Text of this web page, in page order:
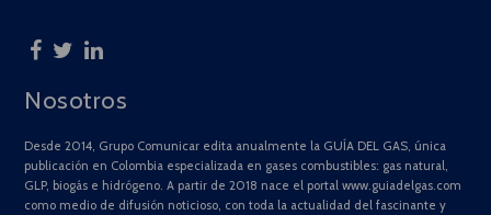
Nosotros
Desde 2014, Grupo Comunicar edita anualmente la GUÍA DEL GAS, única
publicación en Colombia especializada en gases combustibles: gas natural,
GLP, biogás e hidrógeno. A partir de 2018 nace el portal www.guiadelgas.com
como medio de difusión noticioso, con toda la actualidad del fascinante y